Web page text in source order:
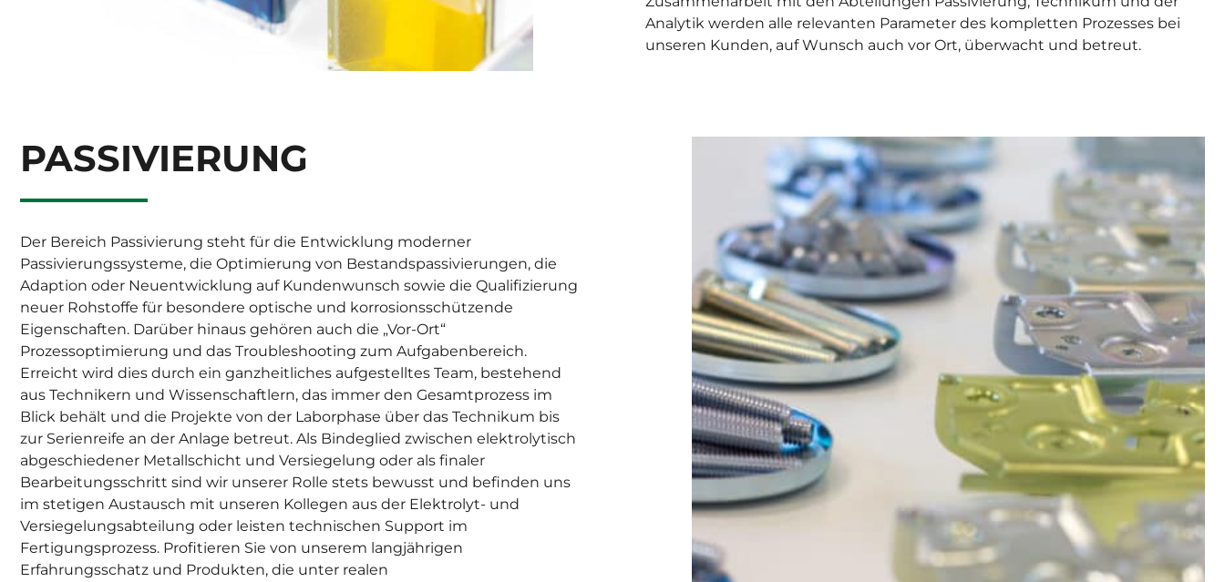
Analytik werden alle relevanten Parameter des kompletten Prozesses bei
unseren Kunden, auf Wunsch auch vor Ort, überwacht und betreut.
PASSIVIERUNG
Der Bereich Passivierung steht für die Entwicklung moderner
Passivierungssysteme, die Optimierung von Bestandspassivierungen, die
Adaption oder Neuentwicklung auf Kundenwunsch sowie die Qualifizierung
neuer Rohstoffe für besondere optische und korrosionsschützende
Eigenschaften. Darüber hinaus gehören auch die „Vor-Ort“
Prozessoptimierung und das Troubleshooting zum Aufgabenbereich.
Erreicht wird dies durch ein ganzheitliches aufgestelltes Team, bestehend
aus Technikern und Wissenschaftlern, das immer den Gesamtprozess im
Blick behält und die Projekte von der Laborphase über das Technikum bis
zur Serienreife an der Anlage betreut. Als Bindeglied zwischen elektrolytisch
abgeschiedener Metallschicht und Versiegelung oder als finaler
Bearbeitungsschritt sind wir unserer Rolle stets bewusst und befinden uns
im stetigen Austausch mit unseren Kollegen aus der Elektrolyt- und
Versiegelungsabteilung oder leisten technischen Support im
Fertigungsprozess. Profitieren Sie von unserem langjährigen
Erfahrungsschatz und Produkten, die unter realen